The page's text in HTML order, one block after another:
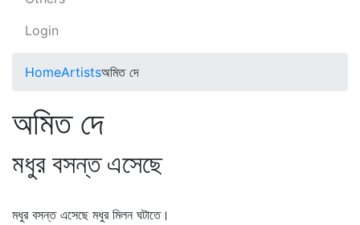
Login
HomeArtistsঅমিত দে
অমিত দে
মধুর বসন্ত এসেছে
মধুর বসন্ত এসেছে মধুর মিলন ঘটাতে।